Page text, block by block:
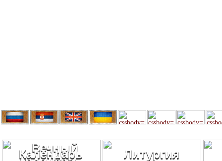
Календарь Литургия